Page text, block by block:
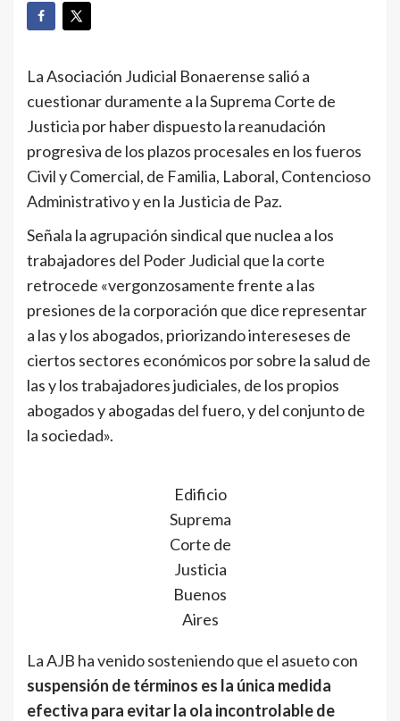
La Asociación Judicial Bonaerense salió a
cuestionar duramente a la Suprema Corte de
Justicia por haber dispuesto la reanudación
progresiva de los plazos procesales en los fueros
Civil y Comercial, de Familia, Laboral, Contencioso
Administrativo y en la Justicia de Paz.
Señala la agrupación sindical que nuclea a los
trabajadores del Poder Judicial que la corte
retrocede «vergonzosamente frente a las
presiones de la corporación que dice representar
a las y los abogados, priorizando intereseses de
ciertos sectores económicos por sobre la salud de
las y los trabajadores judiciales, de los propios
abogados y abogadas del fuero, y del conjunto de
la sociedad».
Edificio
Suprema
Corte de
Justicia
Buenos
Aires
La AJB ha venido sosteniendo que el asueto con
suspensión de términos es la única medida
efectiva para evitar la ola incontrolable de